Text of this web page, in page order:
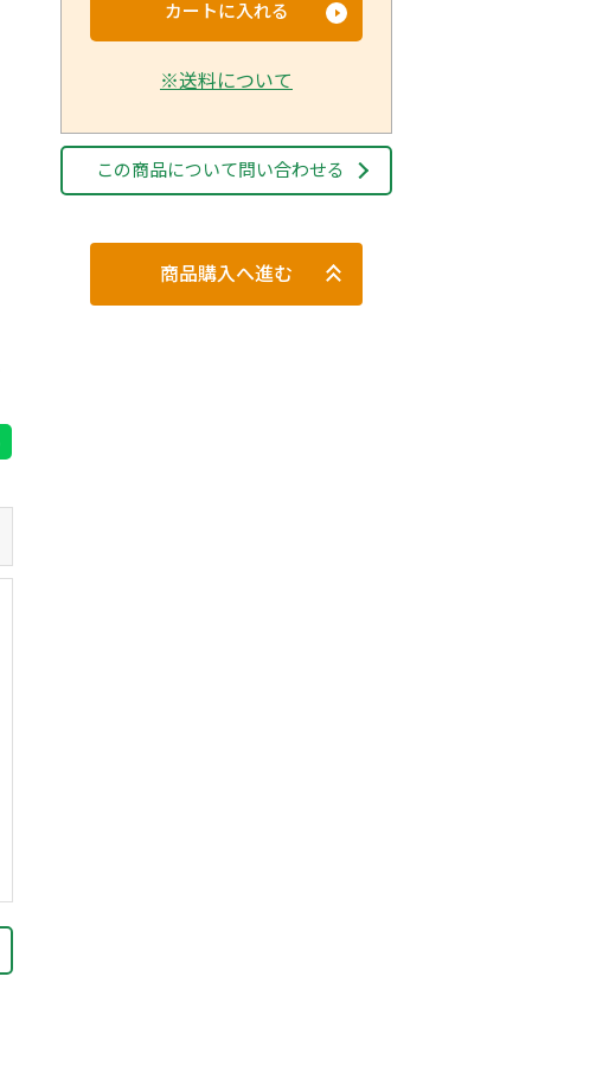
カートに入れる
※送料について
この商品について問い合わせる
商品購入へ進む